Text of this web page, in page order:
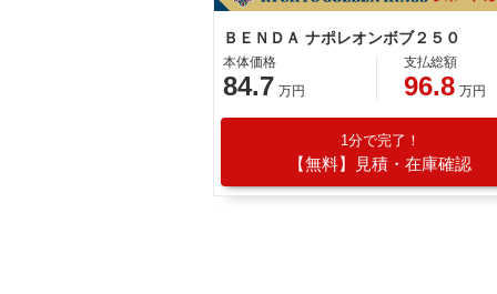
ＢＥＮＤＡ ナポレオンボブ２５０
本体価格
84.7 万円
支払総額
96.8 万円
1分で完了！
【無料】見積・在庫確認